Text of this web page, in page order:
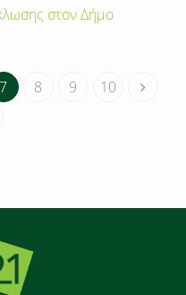
στον Δήμο
7 8 9 10